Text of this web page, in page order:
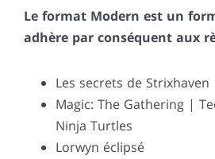
Le format Modern est un
adhère par conséquent aux
Les secrets de Strixhaven
Magic: The Gathering |
Ninja Turtles
Lorwyn éclipsé